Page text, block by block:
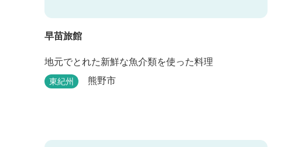
早苗旅館
地元でとれた新鮮な魚介類を使った料理
東紀州 熊野市